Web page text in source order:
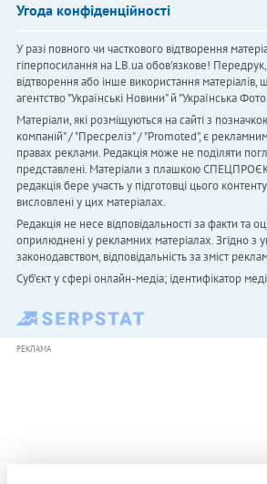
Угода конфіденційності
У разі повного чи часткового відтворення
гіперпосилання на LB.ua обов'язкове!
відтворення або інше використання матеріалів,
агентство "Українськi Новини" й "Українська
Матеріали, які розміщуються на сайті з
компаній" / "Пресреліз" / "Promoted", є
правах реклами. Редакція може не поділяти
представлені. Матеріали з плашкою
редакція бере участь у підготовці цього
висловлені у цих матеріалах.
Редакція не несе відповідальності за факти та
оприлюднені у рекламних матеріалах. Згідно з
законодавством, відповідальність за зміст
Cуб'єкт у сфері онлайн-медіа; ідентифікатор
РЕКЛАМА